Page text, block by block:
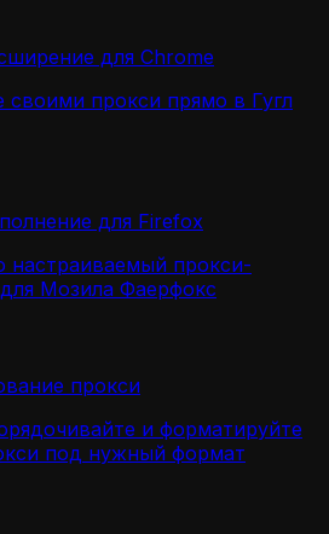
для Chrome
своими прокси прямо в Гугл
для Firefox
настраиваемый прокси-
Мозила Фаерфокс
прокси
и форматируйте
под нужный формат